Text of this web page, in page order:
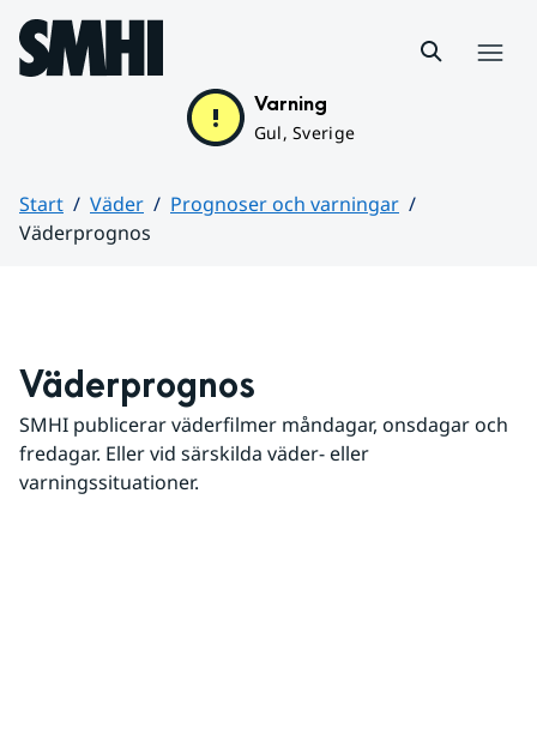
Hoppa till sidans innehåll
Varning
Gul, Sverige
Start Väder
Prognoser och varningar
Väderprognos
Väderprognos
SMHI publicerar väderfilmer måndagar, onsdagar och
fredagar. Eller vid särskilda väder- eller
varningssituationer.